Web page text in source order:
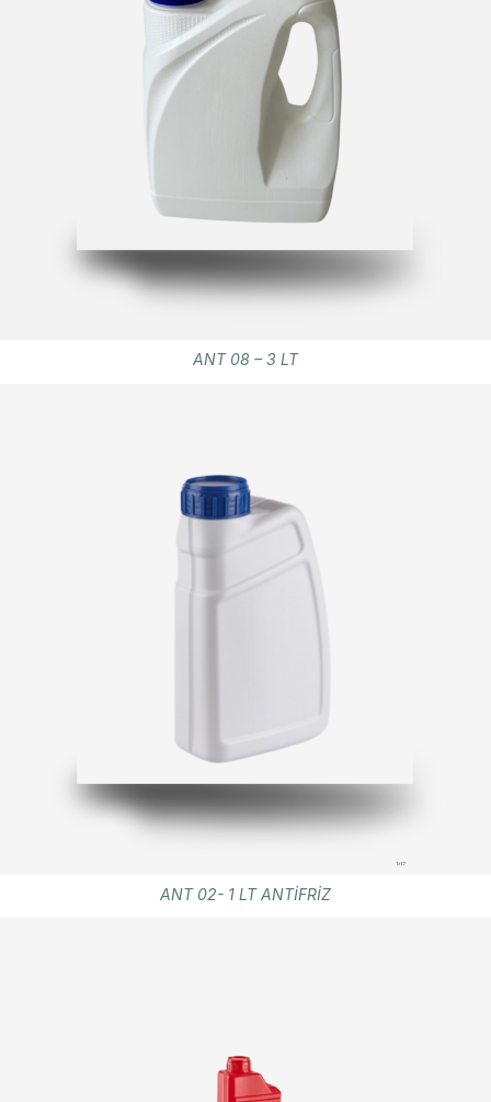
ANT 08 – 3 LT
ANT 02- 1 LT ANTİFRİZ